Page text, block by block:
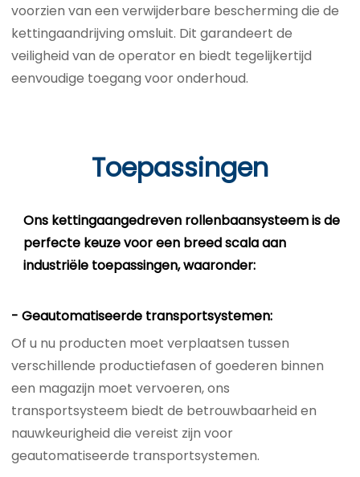
voorzien van een verwijderbare bescherming die de
kettingaandrijving omsluit. Dit garandeert de
veiligheid van de operator en biedt tegelijkertijd
eenvoudige toegang voor onderhoud.
Toepassingen
Ons kettingaangedreven rollenbaansysteem is de
perfecte keuze voor een breed scala aan
industriële toepassingen, waaronder:
- Geautomatiseerde transportsystemen:
Of u nu producten moet verplaatsen tussen
verschillende productiefasen of goederen binnen
een magazijn moet vervoeren, ons
transportsysteem biedt de betrouwbaarheid en
nauwkeurigheid die vereist zijn voor
geautomatiseerde transportsystemen.